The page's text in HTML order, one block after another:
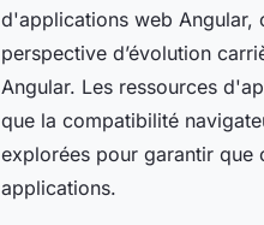
d'applications web Angular,
perspective d’évolution
Angular. Les ressources
que la compatibilité
explorées pour garantir que
applications.